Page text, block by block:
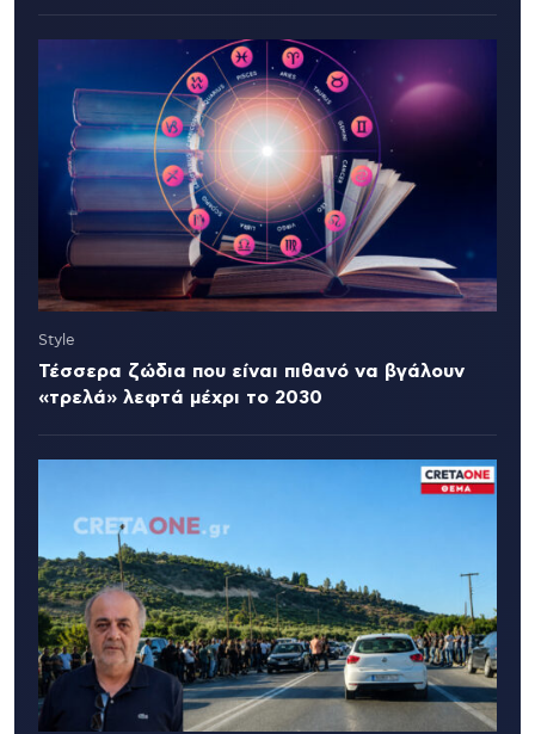
Style
Τέσσερα ζώδια που είναι πιθανό να βγάλουν
«τρελά» λεφτά μέχρι το 2030